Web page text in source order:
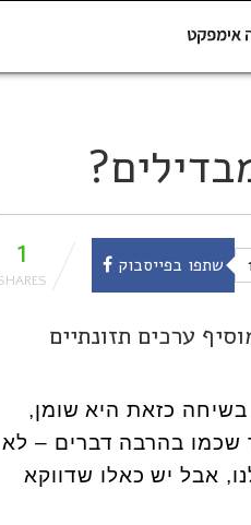
שתפו בפייסבוק 1
ערכים תזונתיים
כזאת היא שומן,
שכמו בהרבה דברים – לא
אבל יש כאלו שדווקא